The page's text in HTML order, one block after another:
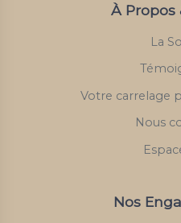
À Propos
La
Votre carrelage
Nous
Nos